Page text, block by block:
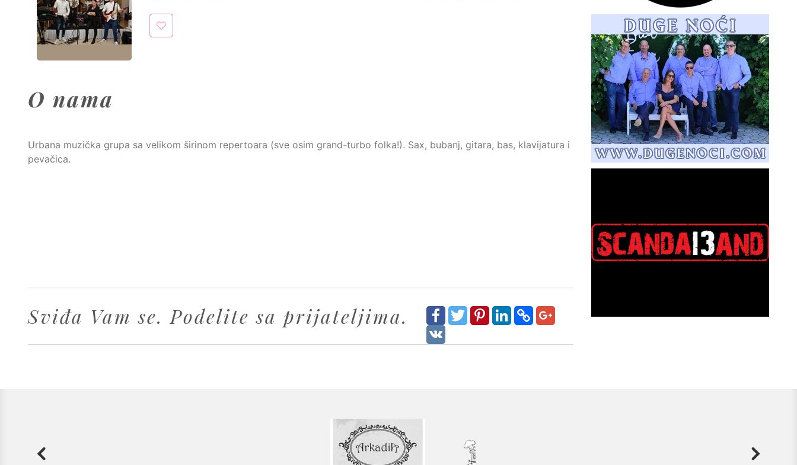
O nama
Urbana muzička grupa sa velikom širinom repertoara (sve osim grand-turbo folka!). Sax, bubanj, gitara, bas, klavijatura i
pevačica.
Sviđa Vam se. Podelite sa prijateljima.